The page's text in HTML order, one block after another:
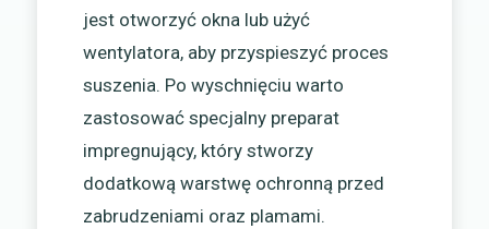
jest otworzyć okna lub użyć
wentylatora, aby przyspieszyć proces
suszenia. Po wyschnięciu warto
zastosować specjalny preparat
impregnujący, który stworzy
dodatkową warstwę ochronną przed
zabrudzeniami oraz plamami.